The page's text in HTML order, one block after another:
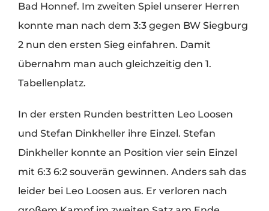
Bad Honnef. Im zweiten Spiel unserer Herren
konnte man nach dem 3:3 gegen BW Siegburg
2 nun den ersten Sieg einfahren. Damit
übernahm man auch gleichzeitig den 1.
Tabellenplatz.
In der ersten Runden bestritten Leo Loosen
und Stefan Dinkheller ihre Einzel. Stefan
Dinkheller konnte an Position vier sein Einzel
mit 6:3 6:2 souverän gewinnen. Anders sah das
leider bei Leo Loosen aus. Er verloren nach